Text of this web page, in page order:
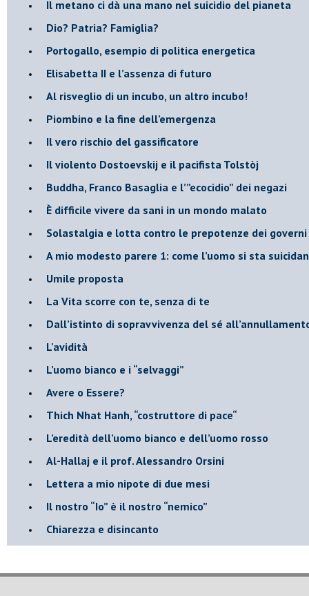
​Il metano ci dà una mano nel suicidio del pianeta
​Dio? Patria? Famiglia?
Portogallo, esempio di politica energetica
​Elisabetta II e l’assenza di futuro
Al risveglio di un incubo, un altro incubo!
​Piombino e la fine dell’emergenza
​Il vero rischio del gassificatore
​Il violento Dostoevskij e il pacifista Tolstòj
​Buddha, Franco Basaglia e l’”ecocidio” dei negazi
​È difficile vivere da sani in un mondo malato
Solastalgia e lotta contro le prepotenze dei
​A mio modesto parere 1: come l’uomo si sta
​Umile proposta
​La Vita scorre con te, senza di te
​Dall’istinto di sopravvivenza del sé
L'avidità
​L’uomo bianco e i “selvaggi”
​Avere o Essere?
​Thich Nhat Hanh, “costruttore di pace“
​L’eredità dell’uomo bianco e dell’uomo rosso
Al-Hallaj e il prof. Alessandro Orsini
​Lettera a mio nipote di due mesi
​Il nostro “Io” è il nostro “nemico”
​Chiarezza e disincanto